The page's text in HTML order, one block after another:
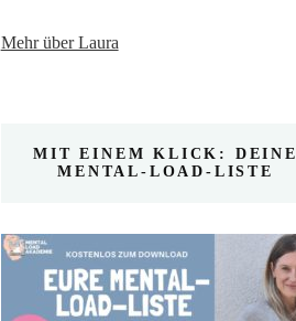
Mehr über Laura
MIT EINEM KLICK: DEINE
MENTAL-LOAD-LISTE